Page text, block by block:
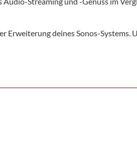
Erweiterung deines Sonos-Systems.